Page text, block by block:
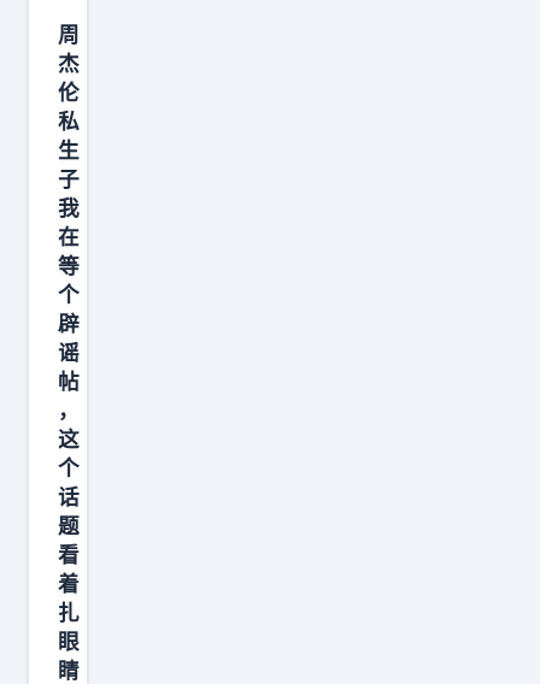
S
U
V
五
座
版
本
限
时
换
新
价
2
0
.
1
8
万
六
周
杰
伦
私
生
子
我
在
等
个
辟
谣
帖
，
这
个
话
题
看
着
扎
眼
睛